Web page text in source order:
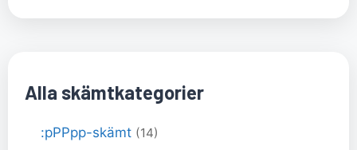
Alla skämtkategorier
:pPPpp-skämt (14)